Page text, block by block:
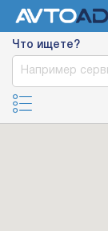
Что ищете?